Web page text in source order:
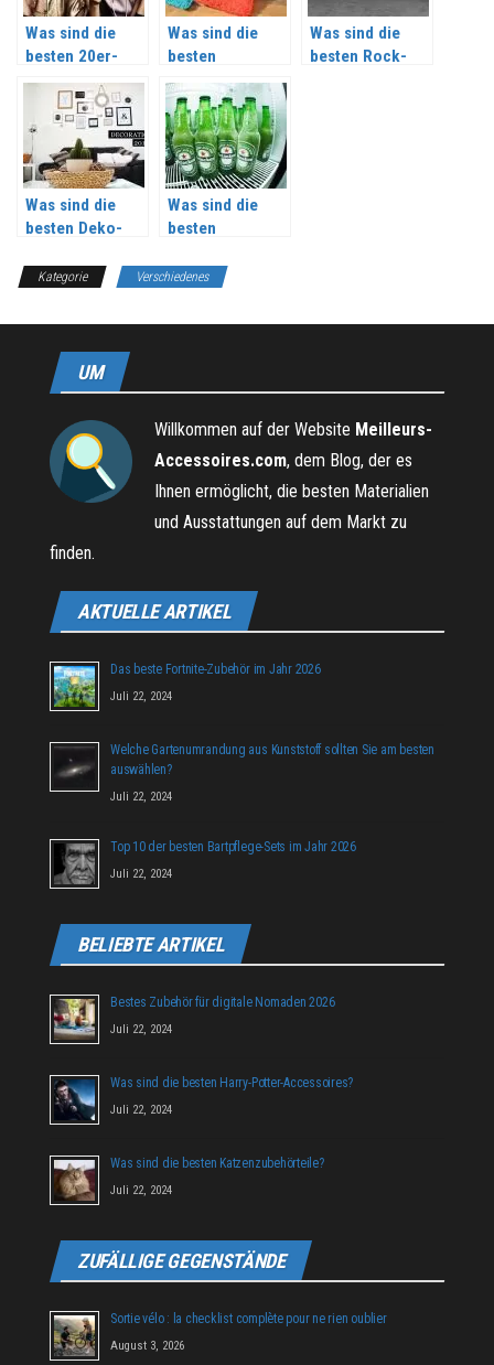
Was sind die
besten 20er-
Jahre-
Accessoires?
Was sind die
besten
wiederverwendb
aren
Accessoires?
Was sind die
besten Rock-
Was sind die
besten Deko-
Was sind die
besten
Accessoires im
Kategorie Verschiedenes
UM
Willkommen auf der Website Meilleurs-
Accessoires.com, dem Blog, der es
Ihnen ermöglicht, die besten Materialien
und Ausstattungen auf dem Markt zu
finden.
AKTUELLE ARTIKEL
Das beste Fortnite-Zubehör im Jahr 2026
Juli 22, 2024
Welche Gartenumrandung aus Kunststoff sollten Sie am besten
auswählen?
Juli 22, 2024
Top 10 der besten Bartpflege-Sets im Jahr 2026
Juli 22, 2024
BELIEBTE ARTIKEL
Bestes Zubehör für digitale Nomaden 2026
Juli 22, 2024
Was sind die besten Harry-Potter-Accessoires?
Juli 22, 2024
Was sind die besten Katzenzubehörteile?
Juli 22, 2024
ZUFÄLLIGE GEGENSTÄNDE
Sortie vélo : la checklist complète pour ne rien oublier
August 3, 2026